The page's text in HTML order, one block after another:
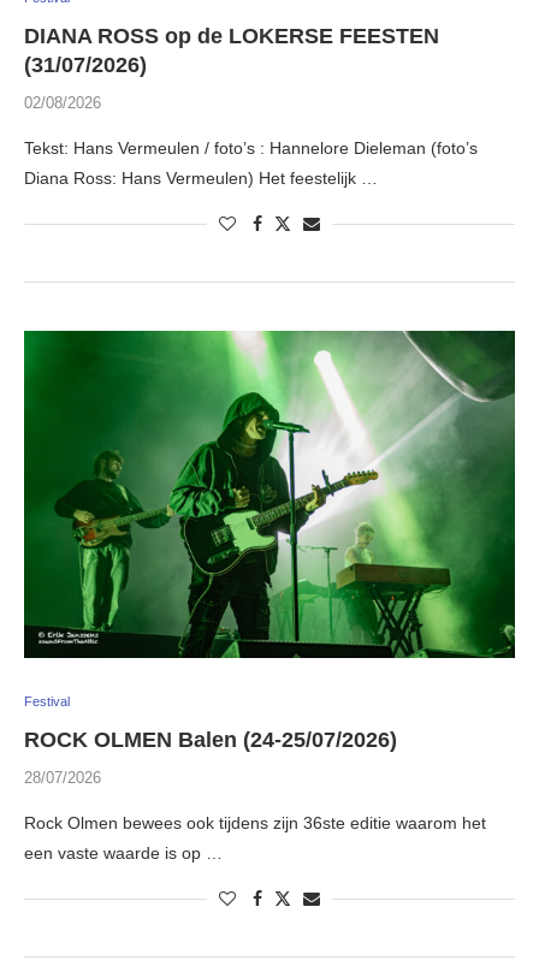
DIANA ROSS op de LOKERSE FEESTEN
(31/07/2026)
02/08/2026
Tekst: Hans Vermeulen / foto’s : Hannelore Dieleman (foto’s
Diana Ross: Hans Vermeulen) Het feestelijk …
Festival
ROCK OLMEN Balen (24-25/07/2026)
28/07/2026
Rock Olmen bewees ook tijdens zijn 36ste editie waarom het
een vaste waarde is op …